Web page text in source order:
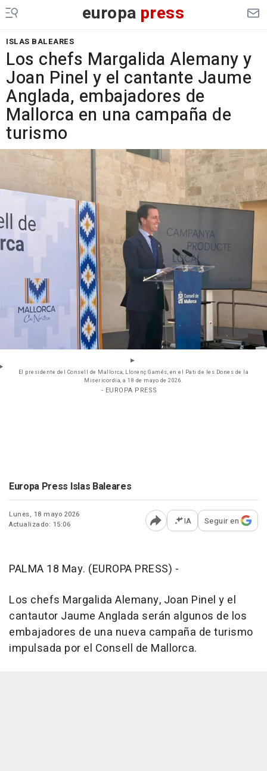
europa press
ISLAS BALEARES
Los chefs Margalida Alemany y
Joan Pinel y el cantante Jaume
Anglada, embajadores de
Mallorca en una campaña de
turismo
El presidente del Consell de Mallorca, Llorenç Gamés, en el Pati de les Dones de la
Misericordia, a 18 de mayo de 2026.
- EUROPA PRESS
Europa Press Islas Baleares
Lunes, 18 mayo 2026
Actualizado: 15:06
Abrir opciones para
IA Seguir en
PALMA 18 May. (EUROPA PRESS) -
Los chefs Margalida Alemany, Joan Pinel y el
cantautor Jaume Anglada serán algunos de los
embajadores de una nueva campaña de turismo
impulsada por el Consell de Mallorca.